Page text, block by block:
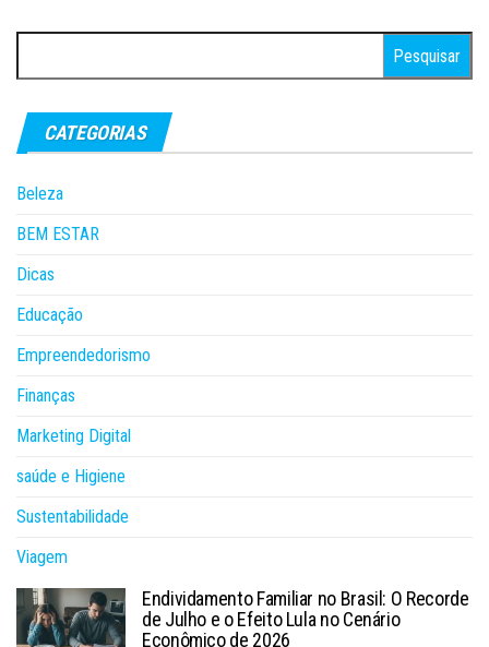
por:
CATEGORIAS
Beleza
BEM ESTAR
Dicas
Educação
Empreendedorismo
Finanças
Marketing Digital
saúde e Higiene
Sustentabilidade
Viagem
Endividamento Familiar no Brasil: O Recorde
de Julho e o Efeito Lula no Cenário
Econômico de 2026